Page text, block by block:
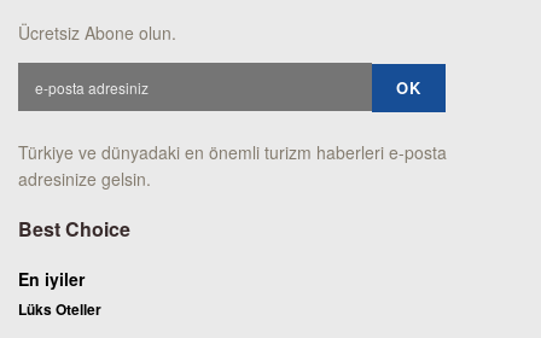
Ücretsiz Abone olun.
Türkiye ve dünyadaki en önemli turizm haberleri e-posta
adresinize gelsin.
Best Choice
En iyiler
Lüks Oteller